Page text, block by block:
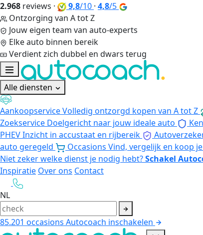
2.968 reviews · 9,8/10 · 4,8/5
Ontzorging van A tot Z
Jouw eigen team van auto-experts
Elke auto binnen bereik
Verdient zich dubbel en dwars terug
Alle diensten
AankoopserviceVolledig ontzorgd kopen van A tot Z
Zoekservice Doelgericht naar jouw ideale auto
PHEVInzicht in accustaat en rijbereik
auto geregeld
Occasions Vind, vergelijk en koop
Niet zeker welke dienst je nodig hebt?Schakel
Inspiratie Over ons Contact
NL
85.201 occasions Autocoach inschakelen